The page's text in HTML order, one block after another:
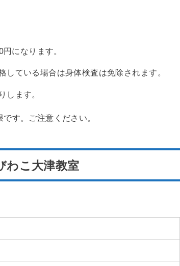
になります。
ている場合は身体検査は免除されます。
ます。
す。ご注意ください。
わこ大津教室